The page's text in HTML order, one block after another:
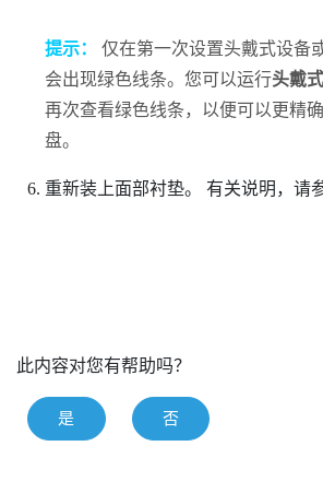
提示：
仅在第一次设置头戴式设备
会出现绿色线条。您可以运行头戴
再次查看绿色线条，以便可以更精
盘。
重新装上面部衬垫。 有关说明，请
此内容对您有帮助吗？
是 否